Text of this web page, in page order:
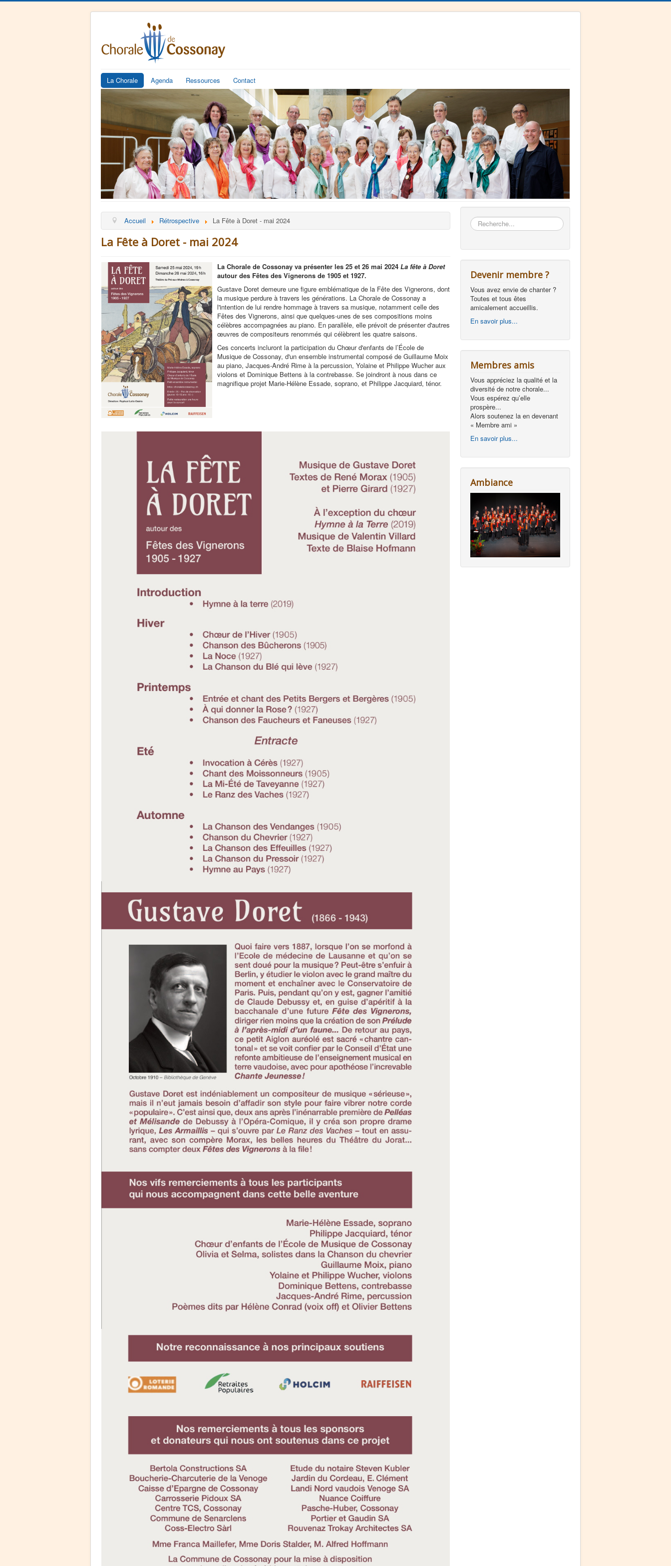
La Chorale Agenda Ressources Contact
Accueil Rétrospective La Fête à Doret - mai 2024
La Fête à Doret - mai 2024
La Chorale de Cossonay va présenter les 25 et 26 mai 2024 La fête à Doret
autour des Fêtes des Vignerons de 1905 et 1927.
Gustave Doret demeure une figure emblématique de la Fête des Vignerons, dont
la musique perdure à travers les générations. La Chorale de Cossonay a
l'intention de lui rendre hommage à travers sa musique, notamment celle des
Fêtes des Vignerons, ainsi que quelques-unes de ses compositions moins
célèbres accompagnées au piano. En parallèle, elle prévoit de présenter d'autres
œuvres de compositeurs renommés qui célèbrent les quatre saisons.
Ces concerts incluront la participation du Chœur d'enfants de l’École de
Musique de Cossonay, d'un ensemble instrumental composé de Guillaume Moix
au piano, Jacques-André Rime à la percussion, Yolaine et Philippe Wucher aux
violons et Dominique Bettens à la contrebasse. Se joindront à nous dans ce
magnifique projet Marie-Hélène Essade, soprano, et Philippe Jacquiard, ténor.
Rechercher
Devenir membre ?
Vous avez envie de chanter ?
Toutes et tous êtes
amicalement accueillis.
En savoir plus...
Membres amis
Vous appréciez la qualité et la
diversité de notre chorale...
Vous espérez qu’elle
prospère...
Alors soutenez la en devenant
« Membre ami »
En savoir plus...
Ambiance